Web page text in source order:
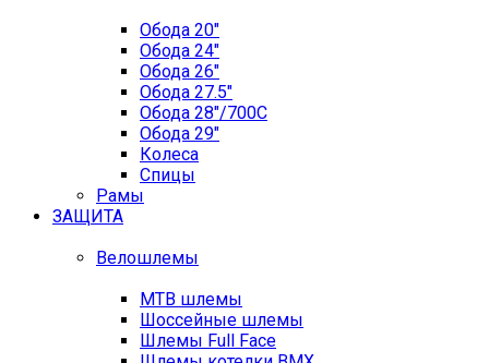
Обода 20"
Обода 24"
Обода 26"
Обода 27.5"
Обода 28"/700C
Обода 29"
Колеса
Спицы
Рамы
ЗАЩИТА
Велошлемы
MTB шлемы
Шоссейные шлемы
Шлемы Full Face